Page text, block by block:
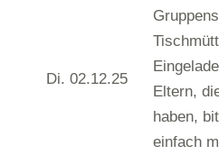
Di. 02.12.25
Eltern,
haben,
einfach